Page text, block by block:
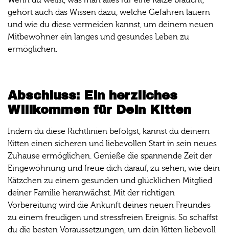
gehört auch das Wissen dazu, welche Gefahren lauern
und wie du diese vermeiden kannst, um deinem neuen
Mitbewohner ein langes und gesundes Leben zu
ermöglichen.
Abschluss: Ein herzliches
Willkommen für Dein Kitten
Indem du diese Richtlinien befolgst, kannst du deinem
Kitten einen sicheren und liebevollen Start in sein neues
Zuhause ermöglichen. Genieße die spannende Zeit der
Eingewöhnung und freue dich darauf, zu sehen, wie dein
Kätzchen zu einem gesunden und glücklichen Mitglied
deiner Familie heranwächst. Mit der richtigen
Vorbereitung wird die Ankunft deines neuen Freundes
zu einem freudigen und stressfreien Ereignis. So schaffst
du die besten Voraussetzungen, um dein Kitten liebevoll